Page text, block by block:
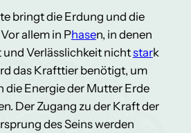
bringt die Erdung und die
allem in Phasen, in denen
und Verlässlichkeit nichtstark
das Krafttier benötigt, um
die Energie der Mutter Erde
Der Zugang zu der Kraft der
des Seins werden